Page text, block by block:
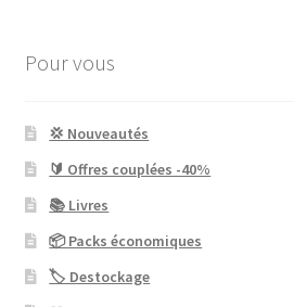
Pour vous
💢 Nouveautés
🔰 Offres couplées -40%
📚 Livres
📦 Packs économiques
🏷 Destockage